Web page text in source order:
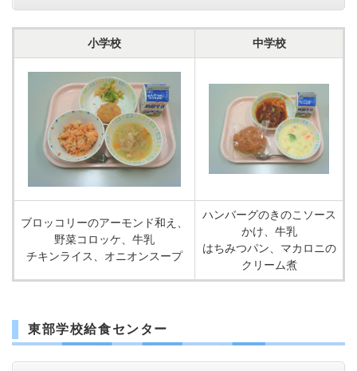
小学校 中学校
ブロッコリーのアーモンド和え、
野菜コロッケ、牛乳
チキンライス、オニオンスープ
ハンバーグのきのこソース
かけ、牛乳
はちみつパン、マカロニの
クリーム煮
東部学校給食センター